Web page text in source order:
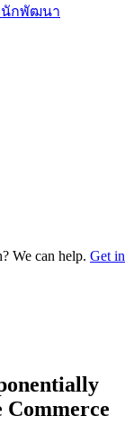
นักพัฒนา
We can help. Get in